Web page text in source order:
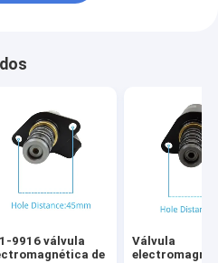
9916 válvula
de
Válvula